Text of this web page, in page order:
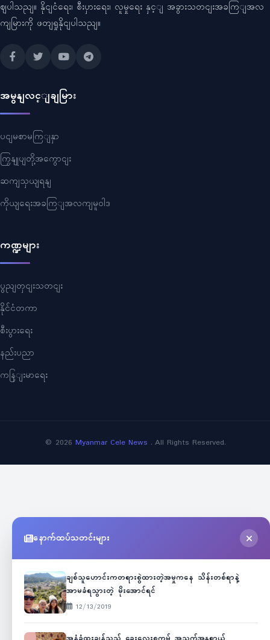
ဈပါသညျ။ နိုငျငံရေး၊ စီးပှားရေး၊ လူမှုရေး နှင့ျ အခွားသတငျးအခကြျအလ
ကျမြားကို ဖတျရှုနိုငျပါသညျ။
အမွနျလင့ျချမြား
ပငျမစာမကြျနှာ
ကြှနျုပျတို့အကွောငျး
ဆကျသှယျရနျ
ကိုယျရေးအခကြျအလကျမူဝါဒ
ကဏ္ဍများ
ပွညျတှငျးသတငျး
နိုင်ငံတကာ
စီးပွားရေး
နည်းပညာ
ကနြျးမာရေး
© 2026 Myanmar Cele News . All Rights Reserved.
နောက်ထပ်သတင်းများ
ချစ်သူဟောင်းကတရားစွဲထားတဲ့အမှုကနေ သိန်းတစ်ရာနဲ့
အာမခံရသွားတဲ့ မိုးအောင်ရင်
12/13/2019